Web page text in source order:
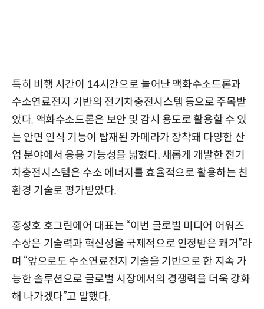
특히 비행 시간이 14시간으로 늘어난 액화수소드론과
수소연료전지 기반의 전기차충전시스템 등으로 주목받
았다. 액화수소드론은 보안 및 감시 용도로 활용할 수 있
는 안면 인식 기능이 탑재된 카메라가 장착돼 다양한 산
업 분야에서 응용 가능성을 넓혔다. 새롭게 개발한 전기
차충전시스템은 수소 에너지를 효율적으로 활용하는 친
환경 기술로 평가받았다.
홍성호 호그린에어 대표는 “이번 글로벌 미디어 어워즈
수상은 기술력과 혁신성을 국제적으로 인정받은 쾌거”라
며 “앞으로도 수소연료전지 기술을 기반으로 한 지속 가
능한 솔루션으로 글로벌 시장에서의 경쟁력을 더욱 강화
해 나가겠다”고 말했다.